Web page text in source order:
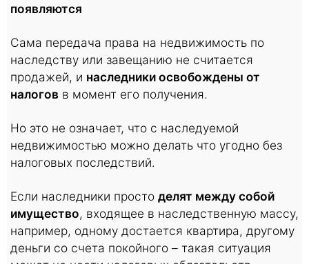
появляются
Сама передача права на недвижимость по
наследству или завещанию не считается
продажей, и наследники освобождены от
налогов в момент его получения.
Но это не означает, что с наследуемой
недвижимостью можно делать что угодно без
налоговых последствий.
Если наследники просто делят между собой
имущество, входящее в наследственную массу,
например, одному достается квартира, другому
деньги со счета покойного – такая ситуация